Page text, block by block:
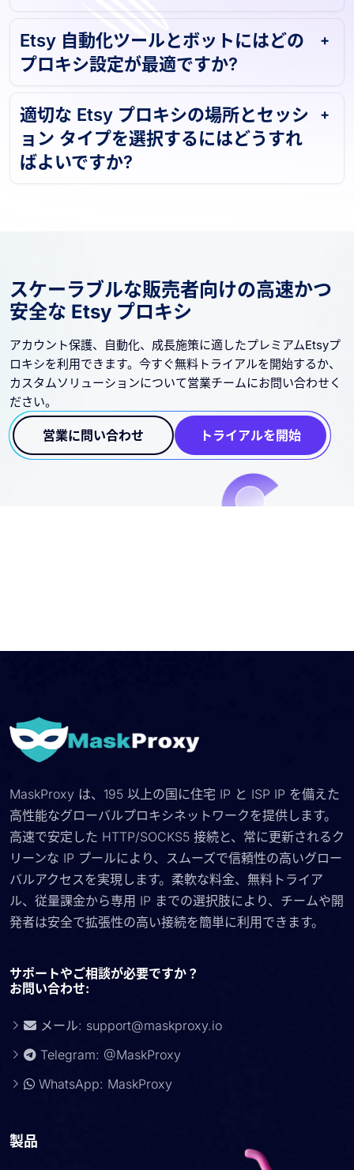
Etsy 自動化ツールとボットにはどの
プロキシ設定が最適ですか?
適切な Etsy プロキシの場所とセッシ
ョン タイプを選択するにはどうすれ
ばよいですか?
スケーラブルな販売者向けの高速かつ
安全な Etsy プロキシ
アカウント保護、自動化、成長施策に適したプレミアムEtsyプ
ロキシを利用できます。今すぐ無料トライアルを開始するか、
カスタムソリューションについて営業チームにお問い合わせく
ださい。
営業に問い合わせ トライアルを開始
MaskProxy は、195 以上の国に住宅 IP と ISP IP を備えた
高性能なグローバルプロキシネットワークを提供します。
高速で安定した HTTP/SOCKS5 接続と、常に更新されるク
リーンな IP プールにより、スムーズで信頼性の高いグロー
バルアクセスを実現します。柔軟な料金、無料トライア
ル、従量課金から専用 IP までの選択肢により、チームや開
発者は安全で拡張性の高い接続を簡単に利用できます。
サポートやご相談が必要ですか？
お問い合わせ:
メール: support@maskproxy.io
Telegram: @MaskProxy
WhatsApp: MaskProxy
製品